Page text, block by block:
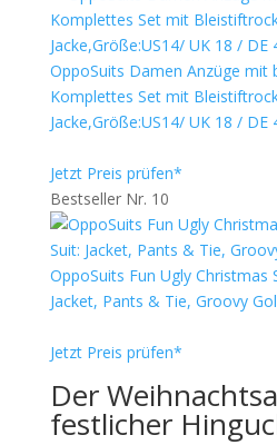
OppoSuits Damen Anzüge mit
Komplettes Set mit
Jacke,Größe:US14/ UK 18 / DE
Jetzt Preis prüfen*
Bestseller Nr. 10
OppoSuits Fun Ugly Christmas
Jacket, Pants & Tie, Groovy
Jetzt Preis prüfen*
Der
festlicher